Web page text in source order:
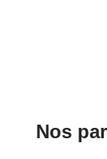
Nos